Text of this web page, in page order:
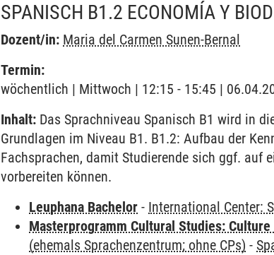
SPANISCH B1.2 ECONOMÍA Y
Dozent/in: Maria del Carmen Sunen-Bernal
Termin:
wöchentlich | Mittwoch | 12:15 - 15:45 |
Inhalt: Das Sprachniveau Spanisch B1 wird in
Grundlagen im Niveau B1. B1.2: Aufbau der
Fachsprachen, damit Studierende sich ggf. auf
vorbereiten können.
Leuphana Bachelor - International Center:
Masterprogramm Cultural Studies: Culture
(ehemals Sprachenzentrum; ohne CPs) -